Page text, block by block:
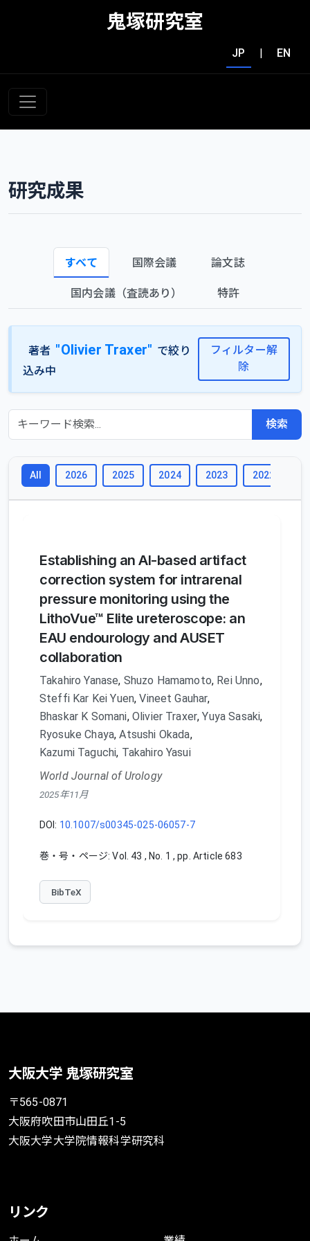
鬼塚研究室
JP | EN
研究成果
すべて 国際会議 論文誌
国内会議（査読あり） 特許
著者 "Olivier Traxer" で絞り
込み中
フィルター解
除
検索
All 2026 2025 2024 2023 2022
Establishing an AI-based artifact
correction system for intrarenal
pressure monitoring using the
LithoVue™ Elite ureteroscope: an
EAU endourology and AUSET
collaboration
Takahiro Yanase, Shuzo Hamamoto, Rei Unno,
Steffi Kar Kei Yuen,Vineet Gauhar,
Bhaskar K Somani, Olivier Traxer,Yuya Sasaki,
Ryosuke Chaya,Atsushi Okada,
Kazumi Taguchi, Takahiro Yasui
World Journal of Urology
2025年11月
DOI: 10.1007/s00345-025-06057-7
巻・号・ページ: Vol. 43 , No. 1 , pp. Article 683
BibTeX
大阪大学 鬼塚研究室
〒565-0871
大阪府吹田市山田丘1-5
大阪大学大学院情報科学研究科
リンク